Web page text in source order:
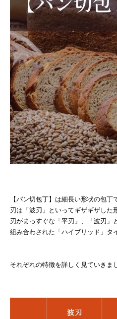
【パン切包丁】は細長い形状の包丁
刃は「波刃」といってギザギザした
刃がまっすぐな「平刃」、「波刃」
組み合わされた「ハイブリッド」タ
それぞれの特徴を詳しく見ていきま